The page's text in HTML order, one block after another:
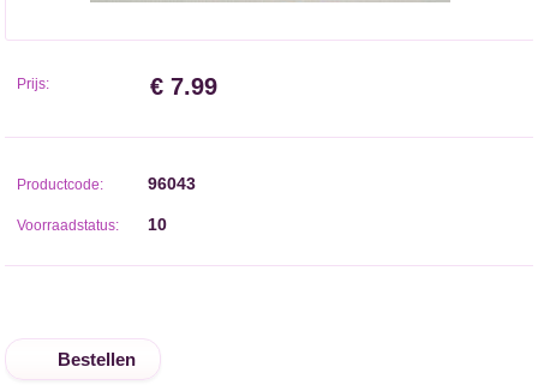
Prijs: € 7.99
Productcode: 96043
Voorraadstatus: 10